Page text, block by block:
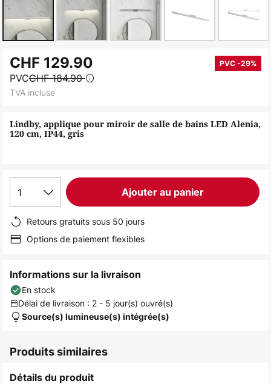
to
the
beginning
the
images
Lindby, applique pour miroir de salle de bains LED Alenia,
120 cm, IP44, gris
CHF 129.90 PVC -29%
PVCCHF 184.90
TVA incluse
1 Ajouter au panier
Retours gratuits sous 50 jours
Options de paiement flexibles
Informations sur la livraison
En stock
Délai de livraison : 2 - 5 jour(s) ouvré(s)
Source(s) lumineuse(s) intégrée(s)
Produits similaires
Détails du produit